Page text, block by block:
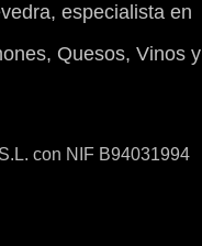
especialista en
Quesos, Vinos y
con NIF B94031994